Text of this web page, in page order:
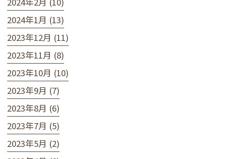
2024年1月 (13)
2023年12月 (11)
2023年11月 (8)
2023年10月 (10)
2023年9月 (7)
2023年8月 (6)
2023年7月 (5)
2023年5月 (2)